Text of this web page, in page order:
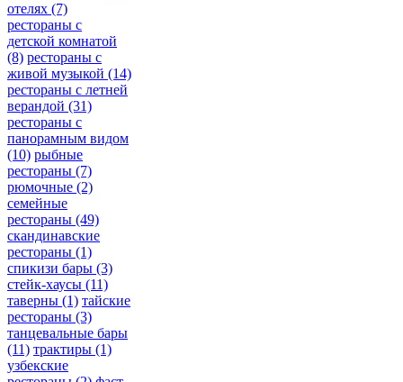
отелях (7)
рестораны с
детской комнатой
(8) рестораны с
живой музыкой (14)
рестораны с летней
верандой (31)
рестораны с
панорамным видом
(10) рыбные
рестораны (7)
рюмочные (2)
семейные
рестораны (49)
скандинавские
рестораны (1)
спикизи бары (3)
стейк-хаусы (11)
таверны (1) тайские
рестораны (3)
танцевальные бары
(11) трактиры (1)
узбекские